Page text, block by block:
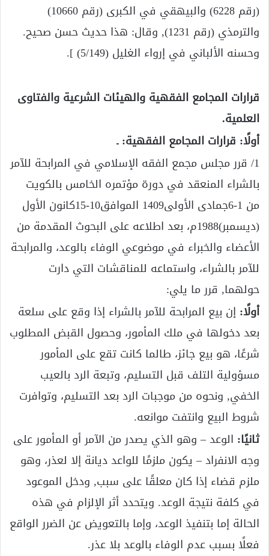
(رقم 6228) والبيهقي في الكبرى (رقم 10660)
والترمذي (رقم 1231), وقال: هذا حديث حسن صحيح.
وحسنه الألباني في إرواء الغليل (5/149) ].
قرارات المجامع الفقهية والهيئات الشرعية والفتاوى
العلمية.
أولًا: قرارات المجامع الفقهية: ـ
1/ قرر مجلس مجمع الفقه الإسلامي في المرابحة للآمر
بالشراء المنعقد في دورة مؤتمره الخامس بالكويت
من 1-6جمادى الأولى1409 الموافق10-15كانون الأول
(ديسمبر)1988م، بعد اطلاعه على البحوث المقدمة من
الأعضاء والخبراء في موضوعي الوفاء بالوعد، والمرابحة
للآمر بالشراء، واستماعه للمناقشات التي دارت
حولهما, قرر ما يلي:
أولًا: إن بيع المرابحة للآمر بالشراء إذا وقع على سلعة
بعد دخولها في ملك المأمور، وحصول القبض المطلوب
شرعًا، هو بيع جائز، طالما كانت تقع على المأمور
مسؤولية التلف قبل التسليم، وتبعة الرد بالعيب
الخفي, ونحوه من موجبات الرد بعد التسليم، وتوافرت
شروط البيع وانتفت موانعه.
ثانيًا: الوعد – وهو الذي يصدر من الآمر أو المأمور على
وجه الانفراد – يكون ملزمًا للواعد ديانة إلا لعذر، وهو
ملزم قضاء إذا كان معلقًا على سبب, ودخل الموعود
في كلفة نتيجة الوعد. ويتحدد أثر الإلزام في هذه
الحالة إما بتنفيذ الوعد، وإما بالتعويض عن الضرر الواقع
فعلًا بسبب عدم الوفاء بالوعد بلا عذر.